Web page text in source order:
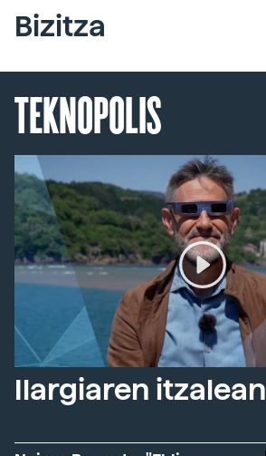
Bizitza
TEKNOPOLIS
Ilargiaren itzalean